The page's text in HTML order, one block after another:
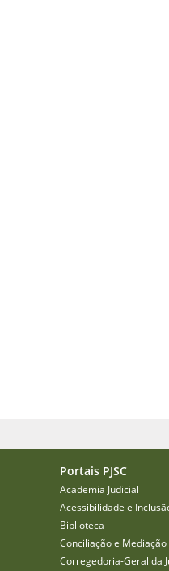
Portais PJSC
Academia Judicial
Acessibilidade e
Biblioteca
Conciliação e Mediação
Corregedoria-Geral da